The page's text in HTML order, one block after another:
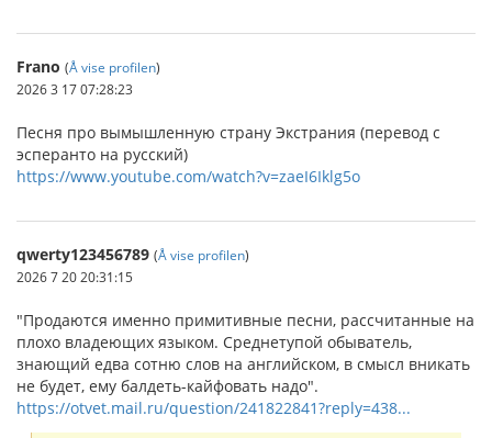
Frano (Å vise profilen)
2026 3 17 07:28:23
Песня про вымышленную страну Экстрания (перевод с
эсперанто на русский)
https://www.youtube.com/watch?v=zaeI6Iklg5o
qwerty123456789 (Å vise profilen)
2026 7 20 20:31:15
"Продаются именно примитивные песни, рассчитанные на
плохо владеющих языком. Среднетупой обыватель,
знающий едва сотню слов на английском, в смысл вникать
не будет, ему балдеть-кайфовать надо".
https://otvet.mail.ru/question/241822841?reply=438...